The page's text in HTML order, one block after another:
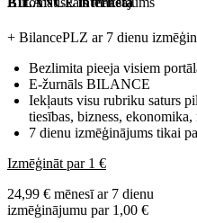
+ BilancePLZ ar 7 dienu
Bezlimita pieeja visiem
E-žurnāls BILANCE
Iekļauts visu rubriku saturs
tiesības, bizness,
7 dienu izmēģinājums tikai
Izmēģināt par 1 €
24,99 € mēnesī ar 7 dienu
izmēģinājumu par 1,00 €